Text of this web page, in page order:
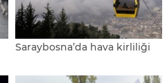
Saraybosna’da hava kirliliği